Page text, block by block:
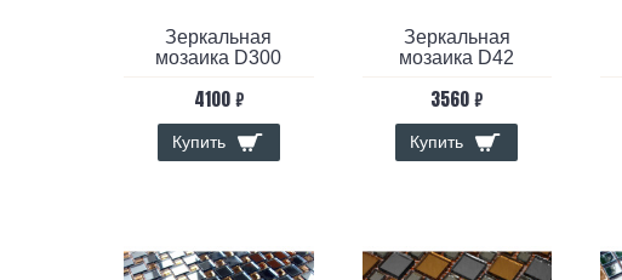
Зеркальная
мозаика D300
4100 ₽
Купить
Зеркальная
мозаика D42
3560 ₽
Купить